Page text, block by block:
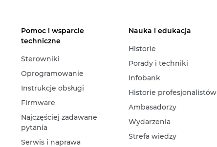
Pomoc i wsparcie
techniczne
Sterowniki
Oprogramowanie
Instrukcje obsługi
Firmware
Najczęściej zadawane
pytania
Serwis i naprawa
Nauka i edukacja
Historie
Porady i techniki
Infobank
Historie profesjonalistów
Ambasadorzy
Wydarzenia
Strefa wiedzy